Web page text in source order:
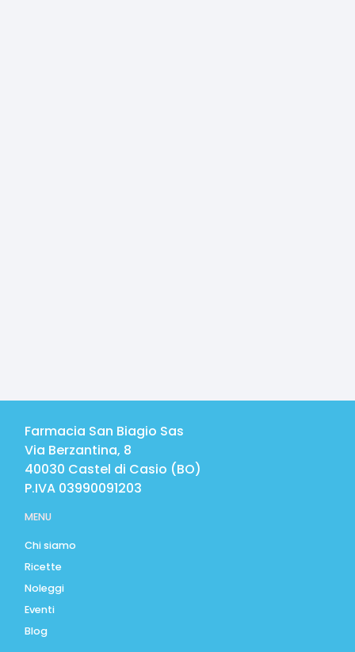
Farmacia San Biagio Sas
Via Berzantina, 8
40030 Castel di Casio (BO)
P.IVA 03990091203
MENU
Chi siamo
Ricette
Noleggi
Eventi
Blog